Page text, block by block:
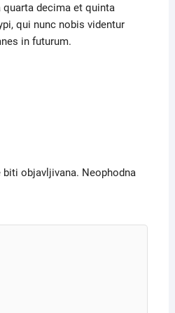
decima et quinta
qui nunc nobis videntur
in futurum.
biti objavljivana. Neophodna